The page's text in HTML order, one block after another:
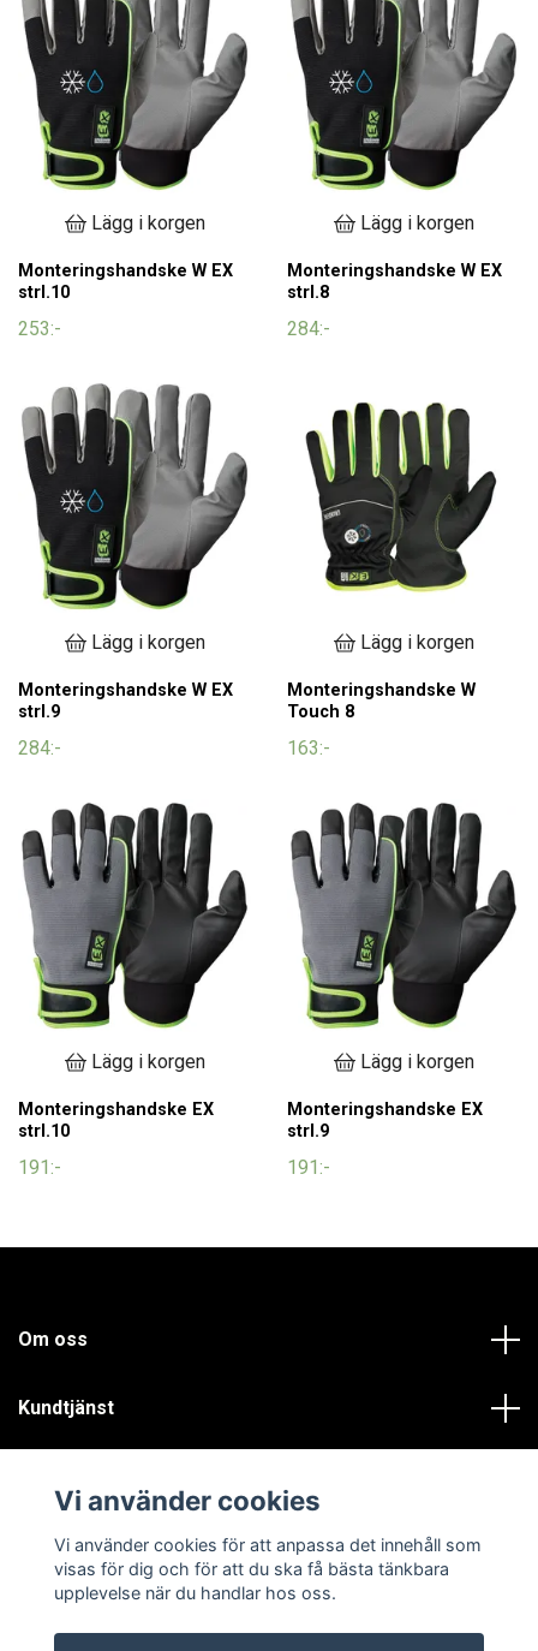
Lägg i korgen
Monteringshandske W EX
strl.10
253:-
Lägg i korgen
Monteringshandske W EX
strl.8
284:-
Lägg i korgen
Monteringshandske W EX
strl.9
284:-
Lägg i korgen
Monteringshandske W
Touch 8
163:-
Lägg i korgen
Monteringshandske EX
strl.10
191:-
Lägg i korgen
Monteringshandske EX
strl.9
191:-
Om oss
Kundtjänst
Sociala medier
Vi använder cookies
Vi använder cookies för att anpassa det innehåll som
visas för dig och för att du ska få bästa tänkbara
upplevelse när du handlar hos oss.